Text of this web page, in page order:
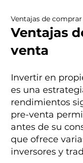
Ventajas de
Ventajas
venta
Invertir en
es una
rendimientos
pre-venta
antes de su
que ofrece
inversores y